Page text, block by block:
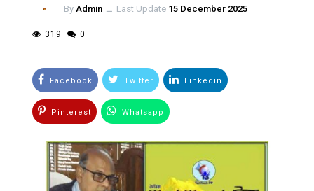
By Admin ــ Last Update 15 December 2025
319 0
Facebook Twitter Linkedin
Pinterest Whatsapp